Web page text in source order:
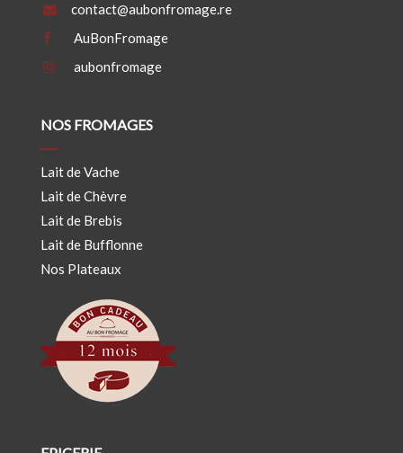
contact@aubonfromage.re
AuBonFromage
aubonfromage
NOS FROMAGES
Lait de Vache
Lait de Chèvre
Lait de Brebis
Lait de Bufflonne
Nos Plateaux